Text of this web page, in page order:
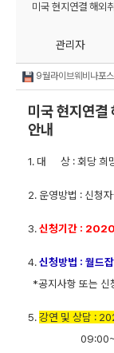
미국 현지연결 해외
관리자
9월라이브웨비나포
미국 현지연결
안내
1. 대 상 : 회당 희
2. 운영방법 : 신청
3.신청기간 :
4.신청방법 : 월드
*공지사항 또는 신
5.강연 및 상담 :
09:00~10:30